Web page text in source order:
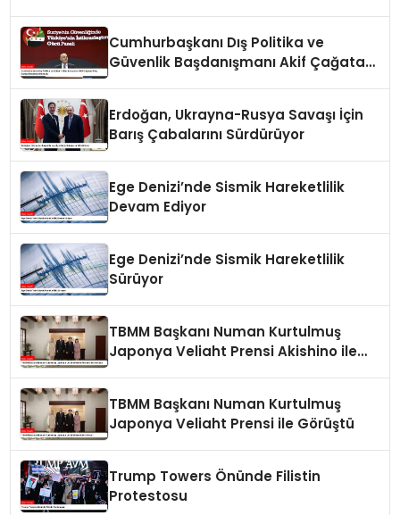
Cumhurbaşkanı Dış Politika ve
Güvenlik Başdanışmanı Akif Çağatay
Erdoğan, Ukrayna-Rusya Savaşı İçin
Barış Çabalarını Sürdürüyor
Ege Denizi’nde Sismik Hareketlilik
Devam Ediyor
Ege Denizi’nde Sismik Hareketlilik
Sürüyor
TBMM Başkanı Numan Kurtulmuş
Japonya Veliaht Prensi Akishino ile
TBMM Başkanı Numan Kurtulmuş
Japonya Veliaht Prensi ile Görüştü
Trump Towers Önünde Filistin
Protestosu